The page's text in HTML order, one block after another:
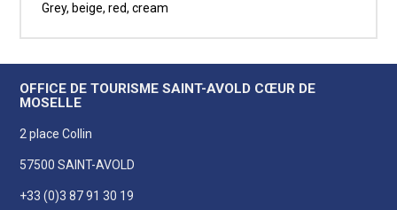
Grey, beige, red, cream
OFFICE DE TOURISME SAINT-AVOLD CŒUR DE
MOSELLE
2 place Collin
57500 SAINT-AVOLD
+33 (0)3 87 91 30 19